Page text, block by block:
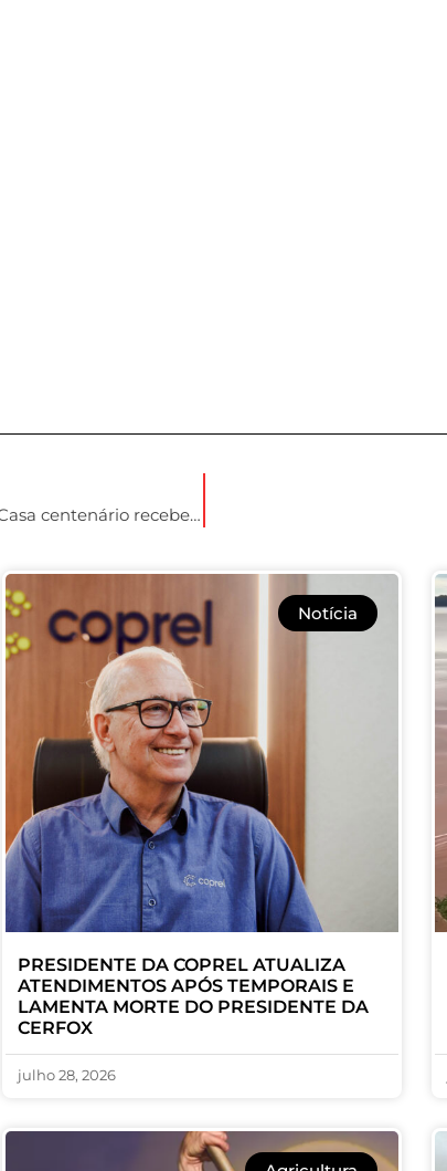
Momento histórico para o município de Ibirubá. Casa centenário receberá o Museu.
Notícia
PRESIDENTE DA COPREL ATUALIZA
ATENDIMENTOS APÓS TEMPORAIS E
LAMENTA MORTE DO PRESIDENTE DA
CERFOX
julho 28, 2026